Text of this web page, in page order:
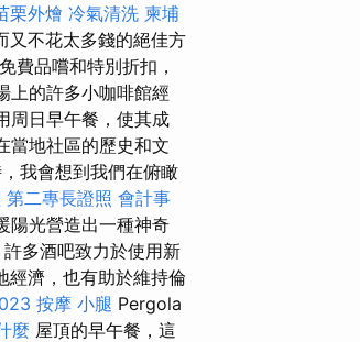
栗外燴 冷氣清洗 柬埔
又不花太多錢的絕佳方
費品嚐和特別折扣，
上的許多小咖啡館經
周日早午餐，使其成
當地社區的歷史和文
我會想到我們在俯瞰
第二專長證照 會計事
陽光營造出一種神奇
多酒吧致力於使用新
經濟，也有助於維持倫
按摩 小腿 Pergola
麼 屋頂的早午餐，這